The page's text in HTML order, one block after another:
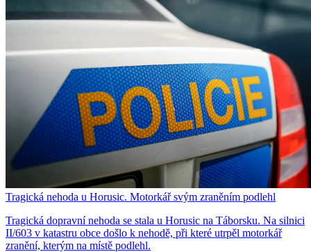
Tragická nehoda u Horusic. Motorkář svým zraněním podlehl
Tragická dopravní nehoda se stala u Horusic na Táborsku. Na silnici
II/603 v katastru obce došlo k nehodě, při které utrpěl motorkář
zranění, kterým na místě podlehl.